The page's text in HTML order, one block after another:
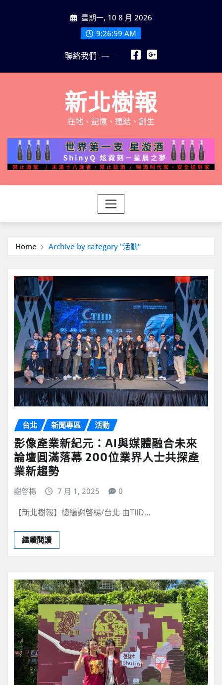
星期一, 10 8 月 2026
9:27:01 AM
聯絡我們
新北樹報
在地、記憶、連結、創生
Home Archive by category "活動"
台北 新聞專區 活動
影像產業新紀元：AI與媒體融合未來
論壇圓滿落幕 200位業界人士共探產
業新趨勢
謝啓楊 7 月 1, 2025 0
【新北樹報】總編謝啓楊/台北 由TIID…
繼續閱讀